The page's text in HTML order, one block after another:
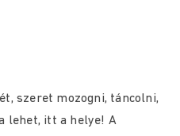
szeret mozogni, táncolni,
lehet, itt a helye! A